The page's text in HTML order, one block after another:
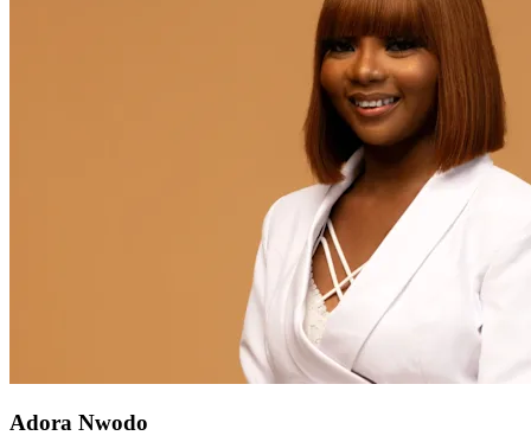
Adora Nwodo